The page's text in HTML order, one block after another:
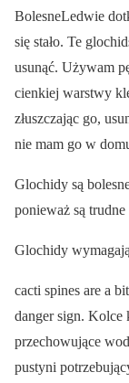
BolesneLedwie
się stało. Te
usunąć. Używam
cienkiej warstwy
złuszczając go,
nie mam go w
Glochidy są
ponieważ są trudne
Glochidy
cacti spines are a
danger sign. Kolce
przechowujące
pustyni